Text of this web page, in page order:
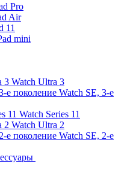
Pro
Air
11
mini
Watch Ultra 3
Watch SE, 3-е
Watch Series 11
Watch Ultra 2
Watch SE, 2-е